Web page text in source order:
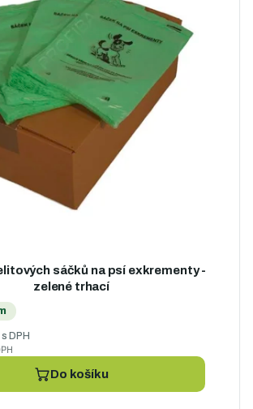
sáčků na psí exkrementy -
zelené trhací
s DPH
Do košíku